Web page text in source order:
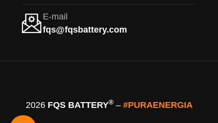
E-mail
fqs@fqsbattery.com
2026 FQS BATTERY®– #PURAENERGIA